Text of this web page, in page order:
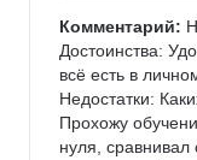
Комментарий:
Достоинства:
всё есть в
Недостатки:
Прохожу
нуля,